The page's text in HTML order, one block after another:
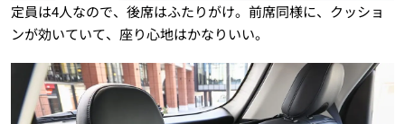
定員は4人なので、後席はふたりがけ。前席同様に、クッショ
ンが効いていて、座り心地はかなりいい。